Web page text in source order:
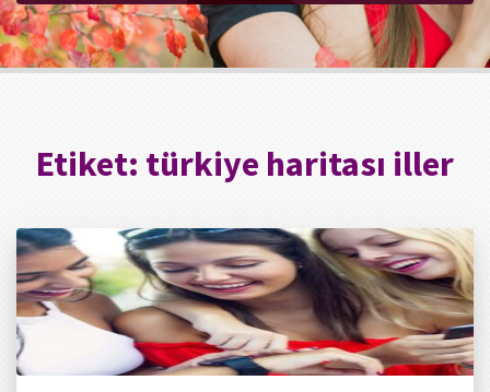
Etiket: türkiye haritası iller